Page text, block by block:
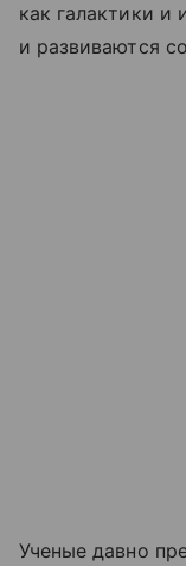
как галактики
и развиваются
Ученые давно